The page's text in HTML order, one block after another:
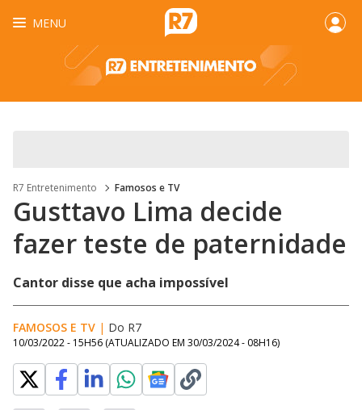
MENU
R7 Entretenimento Famosos e TV
Gusttavo Lima decide
fazer teste de paternidade
Cantor disse que acha impossível
FAMOSOS E TV | Do R7
10/03/2022 - 15H56 (ATUALIZADO EM 30/03/2024 - 08H16)